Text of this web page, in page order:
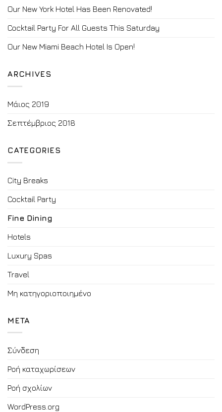
Our New York Hotel Has Been Renovated!
Cocktail Party For All Guests This Saturday
Our New Miami Beach Hotel Is Open!
ARCHIVES
Μάιος 2019
Σεπτέμβριος 2018
CATEGORIES
City Breaks
Cocktail Party
Fine Dining
Hotels
Luxury Spas
Travel
Μη κατηγοριοποιημένο
META
Σύνδεση
Ροή καταχωρίσεων
Ροή σχολίων
WordPress.org